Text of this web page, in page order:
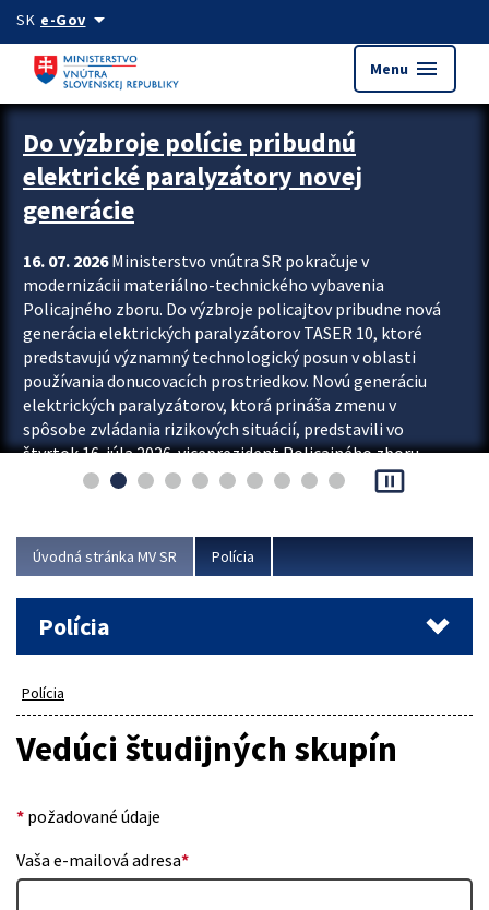
Preskocit na hlavný obsah
SK e-Govarrow_drop_down
Menu menu
Zastavit automatický posun upútavok
Do výzbroje polície pribudnú
elektrické paralyzátory novej
generácie
16. 07. 2026Ministerstvo vnútra SR pokračuje v
modernizácii materiálno-technického vybavenia
Policajného zboru. Do výzbroje policajtov pribudne nová
generácia elektrických paralyzátorov TASER 10, ktoré
predstavujú významný technologický posun v oblasti
používania donucovacích prostriedkov. Novú generáciu
elektrických paralyzátorov, ktorá prináša zmenu v
spôsobe zvládania rizikových situácií, predstavili vo
štvrtok 16. júla 2026 viceprezident Policajného zboru
Rastislav Polakovič a riaditeľ odboru výcviku...
pause_presentation
Úvodná stránka MV SR Polícia
Polícia
Polícia
Vedúci študijných skupín
* požadované údaje
Vaša e-mailová adresa*